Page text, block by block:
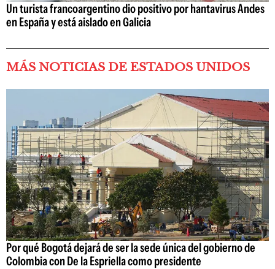
Un turista francoargentino dio positivo por hantavirus Andes
en España y está aislado en Galicia
MÁS NOTICIAS DE ESTADOS UNIDOS
Por qué Bogotá dejará de ser la sede única del gobierno de
Colombia con De la Espriella como presidente